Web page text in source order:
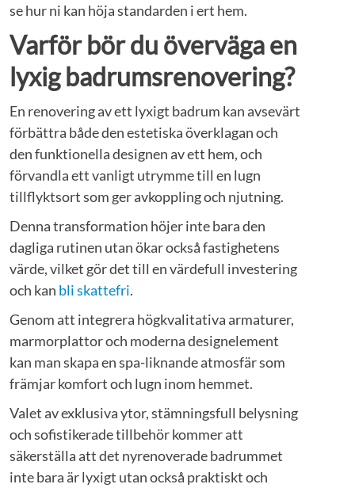
se hur ni kan höja standarden i ert hem.
Varför bör du överväga en
lyxig badrumsrenovering?
En renovering av ett lyxigt badrum kan avsevärt
förbättra både den estetiska överklagan och
den funktionella designen av ett hem, och
förvandla ett vanligt utrymme till en lugn
tillflyktsort som ger avkoppling och njutning.
Denna transformation höjer inte bara den
dagliga rutinen utan ökar också fastighetens
värde, vilket gör det till en värdefull investering
och kan bli skattefri.
Genom att integrera högkvalitativa armaturer,
marmorplattor och moderna designelement
kan man skapa en spa-liknande atmosfär som
främjar komfort och lugn inom hemmet.
Valet av exklusiva ytor, stämningsfull belysning
och sofistikerade tillbehör kommer att
säkerställa att det nyrenoverade badrummet
inte bara är lyxigt utan också praktiskt och